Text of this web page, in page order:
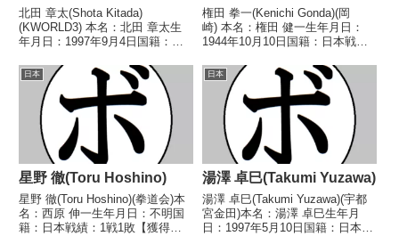
北田 章太(Shota Kitada)
(KWORLD3) 本名：北田 章太生
年月日：1997年9月4日国籍：日
タイトル】なし 【戦歴】
2021/12/16 ●3RTKO 児島 弘
斗(黒崎KANAO)20...
権田 拳一(Kenichi Gonda)(岡
崎) 本名：権田 健一生年月日：
1944年10月10日国籍：日本戦
イトル】なし 【戦歴】
1967/06/11 ●4R判定 (採点不
明) 山本 正明(疋田)1...
日本
星野 徹(Toru Hoshino)
星野 徹(Toru Hoshino)(拳道会)本
名：西原 伸一生年月日：不明国
籍：日本戦績：1戦1敗【獲得タ
日本
湯澤 卓巳(Takumi Yuzawa)
湯澤 卓巳(Takumi Yuzawa)(宇都
宮金田)本名：湯澤 卓巳生年月
日：1997年5月10日国籍：日本戦